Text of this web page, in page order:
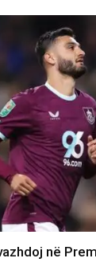
në